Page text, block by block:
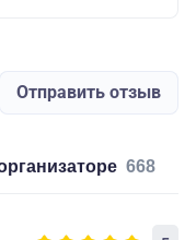
Отправить отзыв
организаторе 668